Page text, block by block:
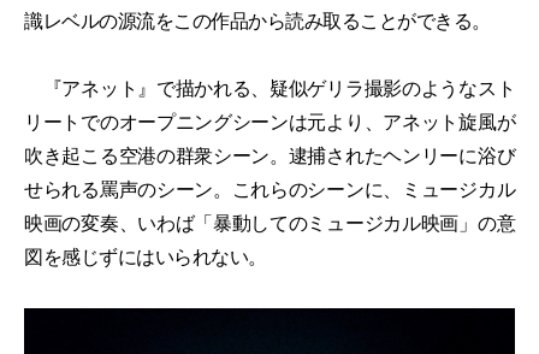
識レベルの源流をこの作品から読み取ることができる。
『アネット』で描かれる、疑似ゲリラ撮影のようなスト
リートでのオープニングシーンは元より、アネット旋風が
吹き起こる空港の群衆シーン。逮捕されたヘンリーに浴び
せられる罵声のシーン。これらのシーンに、ミュージカル
映画の変奏、いわば「暴動してのミュージカル映画」の意
図を感じずにはいられない。